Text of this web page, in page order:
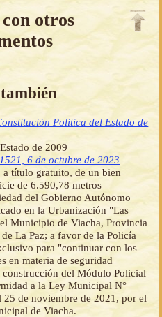
otros
Política del Estado de
de 2009
6 de octubre de 2023
a título gratuito, de un bien
de 6.590,78 metros
del Gobierno Autónomo
en la Urbanización "Las
Municipio de Viacha, Provincia
La Paz; a favor de la Policía
para "continuar con los
en materia de seguridad
construcción del Módulo Policial
a la Ley Municipal N°
de noviembre de 2021, por el
de Viacha.